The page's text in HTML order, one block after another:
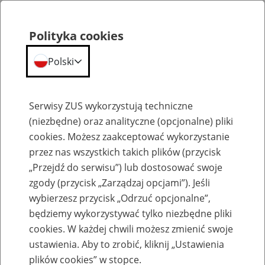
Emerytury
Baza zlikwidowanych lub
przekształconych zakładów pracy
Polityka cookies
Polski
Serwisy ZUS wykorzystują techniczne
(niezbędne) oraz analityczne (opcjonalne) pliki
cookies. Możesz zaakceptować wykorzystanie
przez nas wszystkich takich plików (przycisk
„Przejdź do serwisu”) lub dostosować swoje
zgody (przycisk „Zarządzaj opcjami”). Jeśli
wybierzesz przycisk „Odrzuć opcjonalne”,
będziemy wykorzystywać tylko niezbędne pliki
cookies. W każdej chwili możesz zmienić swoje
ustawienia. Aby to zrobić, kliknij „Ustawienia
plików cookies” w stopce.